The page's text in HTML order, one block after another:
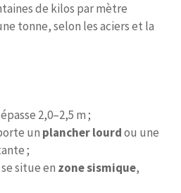
de kilos par mètre
tonne, selon les aciers et la
2,0–2,5 m ;
un plancher lourdou une
;
situe en zone sismique,